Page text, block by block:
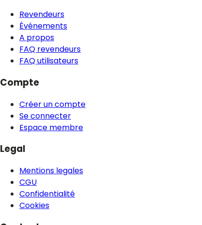
Revendeurs
Événements
A propos
FAQ revendeurs
FAQ utilisateurs
Compte
Créer un compte
Se connecter
Espace membre
Legal
Mentions legales
CGU
Confidentialité
Cookies